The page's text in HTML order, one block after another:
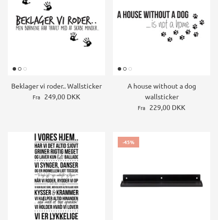
Beklager vi roder.. Wallsticker
Fra 249,00 DKK
A house without a dog
wallsticker
Fra 229,00 DKK
-45%